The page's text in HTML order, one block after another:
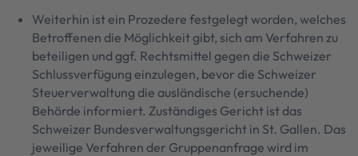
Weiterhin ist ein Prozedere festgelegt worden, welches
Betroffenen die Möglichkeit gibt, sich am Verfahren zu
beteiligen und ggf. Rechtsmittel gegen die Schweizer
Schlussverfügung einzulegen, bevor die Schweizer
Steuerverwaltung die ausländische (ersuchende)
Behörde informiert. Zuständiges Gericht ist das
Schweizer Bundesverwaltungsgericht in St. Gallen. Das
jeweilige Verfahren der Gruppenanfrage wird im